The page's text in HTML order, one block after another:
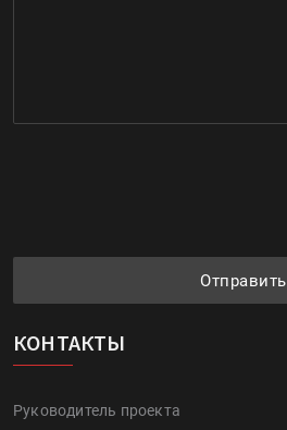
Отправить
КОНТАКТЫ
Руководитель проекта